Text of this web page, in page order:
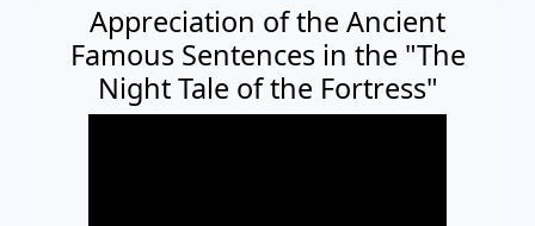
Appreciation of the Ancient
Famous Sentences in the "The
Night Tale of the Fortress"